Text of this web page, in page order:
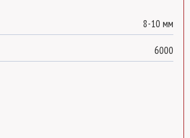
8-10 мм
6000